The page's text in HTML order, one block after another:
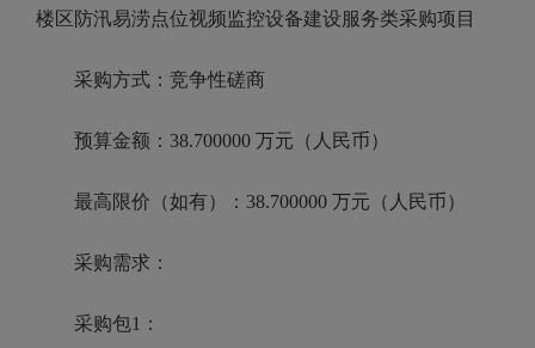
楼区防汛易涝点位视频监控设备建设服务类采购项目
采购方式：竞争性磋商
预算金额：38.700000 万元（人民币）
最高限价（如有）：38.700000 万元（人民币）
采购需求：
采购包1：